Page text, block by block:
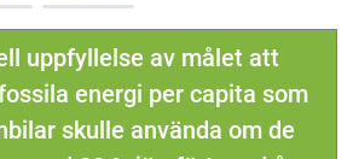
uppfyllelse av målet att
energi per capita som
skulle använda om de